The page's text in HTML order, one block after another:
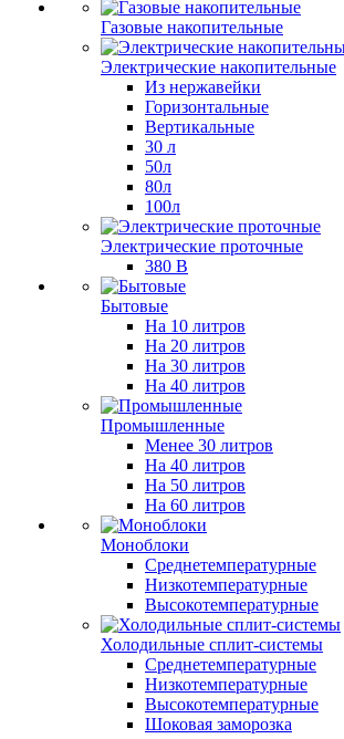
Газовые накопительные
Электрические накопительные
Из нержавейки
Горизонтальные
Вертикальные
30 л
50л
80л
100л
Электрические проточные
380 В
Бытовые
На 10 литров
На 20 литров
На 30 литров
На 40 литров
Промышленные
Менее 30 литров
На 40 литров
На 50 литров
На 60 литров
Моноблоки
Среднетемпературные
Низкотемпературные
Высокотемпературные
Холодильные сплит-системы
Среднетемпературные
Низкотемпературные
Высокотемпературные
Шоковая заморозка